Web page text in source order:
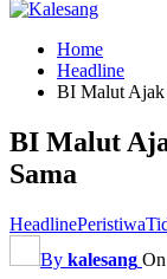
Home
Headline
BI Malut Ajak
BI Malut
Sama
HeadlinePeristiwa
By kalesang On